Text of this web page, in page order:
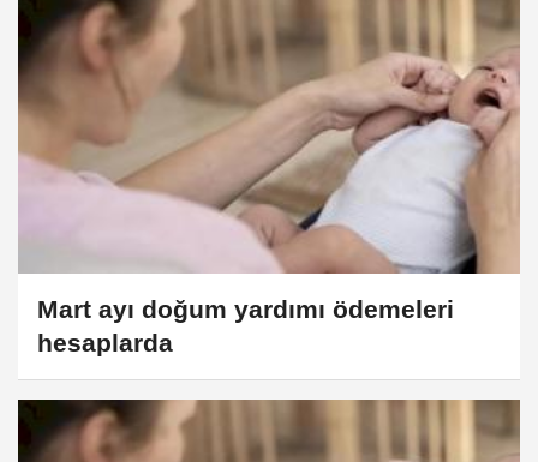
Mart ayı doğum yardımı ödemeleri
hesaplarda